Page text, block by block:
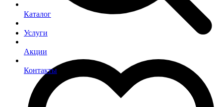
Каталог
Услуги
Акции
Контакты